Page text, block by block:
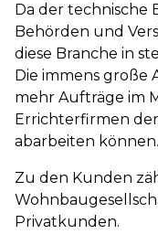
Da der technische
Behörden und
diese Branche in
Die immens große
mehr Aufträge im
Errichterfirmen
abarbeiten können.
Zu den Kunden
Privatkunden.